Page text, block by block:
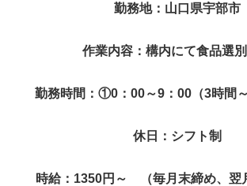
勤務地：山口県宇部市
作業内容：構内にて食品選
勤務時間：①0：00～9：00（3時間～
休日：シフト制
時給：1350円～ （毎月末締め、翌